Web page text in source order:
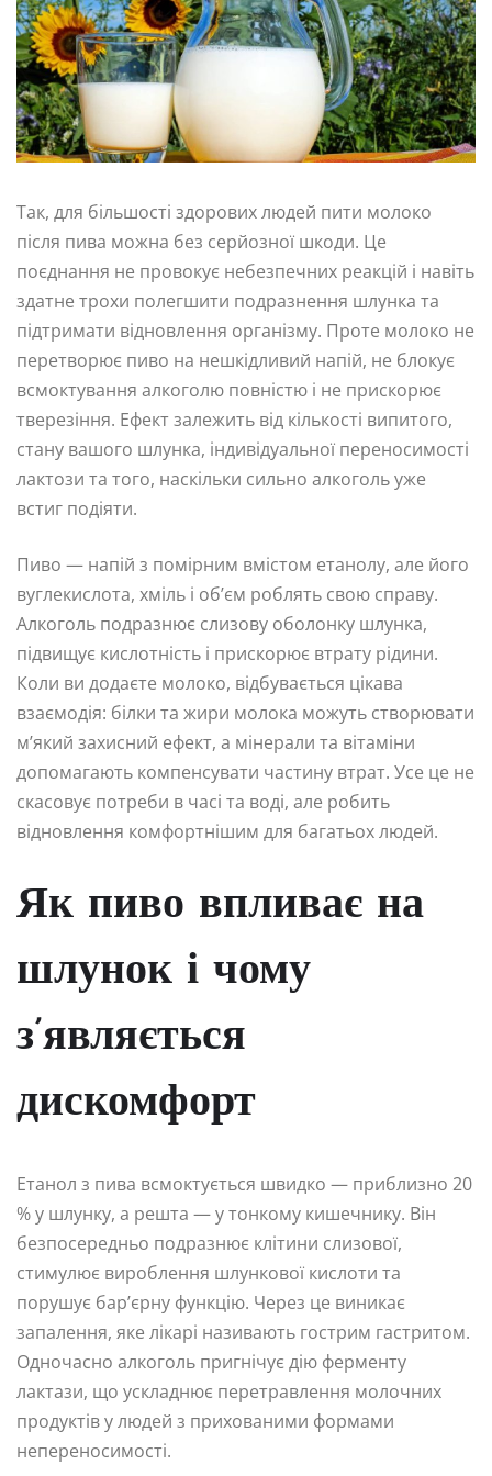
Так, для більшості здорових людей пити молоко
після пива можна без серйозної шкоди. Це
поєднання не провокує небезпечних реакцій і навіть
здатне трохи полегшити подразнення шлунка та
підтримати відновлення організму. Проте молоко не
перетворює пиво на нешкідливий напій, не блокує
всмоктування алкоголю повністю і не прискорює
тверезіння. Ефект залежить від кількості випитого,
стану вашого шлунка, індивідуальної переносимості
лактози та того, наскільки сильно алкоголь уже
встиг подіяти.
Пиво — напій з помірним вмістом етанолу, але його
вуглекислота, хміль і об’єм роблять свою справу.
Алкоголь подразнює слизову оболонку шлунка,
підвищує кислотність і прискорює втрату рідини.
Коли ви додаєте молоко, відбувається цікава
взаємодія: білки та жири молока можуть створювати
м’який захисний ефект, а мінерали та вітаміни
допомагають компенсувати частину втрат. Усе це не
скасовує потреби в часі та воді, але робить
відновлення комфортнішим для багатьох людей.
Як пиво впливає на
шлунок і чому
з’являється
дискомфорт
Етанол з пива всмоктується швидко — приблизно 20
% у шлунку, а решта — у тонкому кишечнику. Він
безпосередньо подразнює клітини слизової,
стимулює вироблення шлункової кислоти та
порушує бар’єрну функцію. Через це виникає
запалення, яке лікарі називають гострим гастритом.
Одночасно алкоголь пригнічує дію ферменту
лактази, що ускладнює перетравлення молочних
продуктів у людей з прихованими формами
непереносимості.